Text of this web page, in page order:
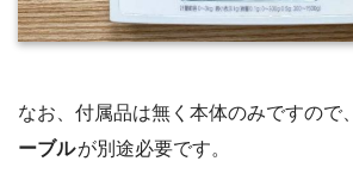
なお、付属品は無く本体のみですので、
ーブルが別途必要です。